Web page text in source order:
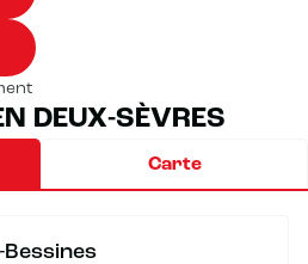
DEUX-SÈVRES
Carte